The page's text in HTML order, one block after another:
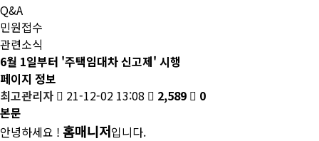
Q&A
민원접수
관련소식
6월 1일부터 '주택임대차 신고제' 시행
페이지 정보
최고관리자
21-12-02 13:08 2,589
0
본문
안녕하세요 ! 홈매니저입니다.